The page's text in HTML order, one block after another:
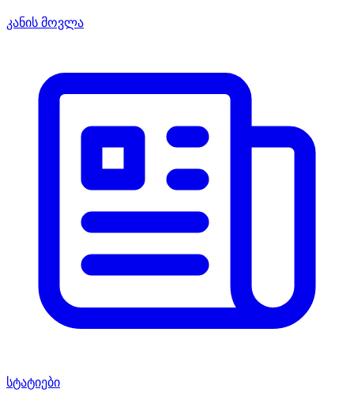
კანის მოვლა
სტატიები